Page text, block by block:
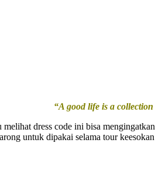
“A good life is a
dress code ini bisa
untuk dipakai selama tour